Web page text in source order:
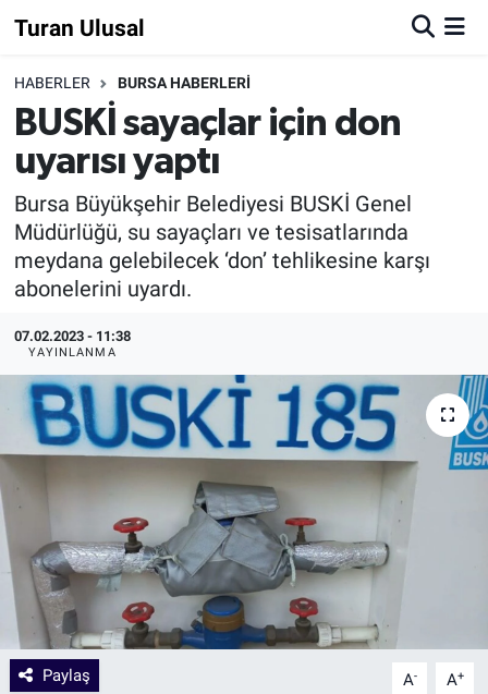
Turan Ulusal
HABERLER BURSA HABERLERİ
BUSKİ sayaçlar için don
uyarısı yaptı
Bursa Büyükşehir Belediyesi BUSKİ Genel
Müdürlüğü, su sayaçları ve tesisatlarında
meydana gelebilecek ‘don’ tehlikesine karşı
abonelerini uyardı.
07.02.2023 - 11:38
YAYINLANMA
Paylaş A- A+